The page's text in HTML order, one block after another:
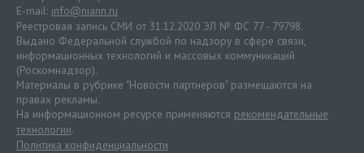
E-mail: info@niann.ru
Реестровая запись СМИ от 31.12.2020 ЭЛ № ФС 77 - 79798.
Выдано Федеральной службой по надзору в сфере связи,
информационных технологий и массовых коммуникаций
(Роскомнадзор).
Материалы в рубрике "Новости партнеров" размещаются на
правах рекламы.
На информационном ресурсе применяются рекомендательные
технологии.
Политика конфиденциальности